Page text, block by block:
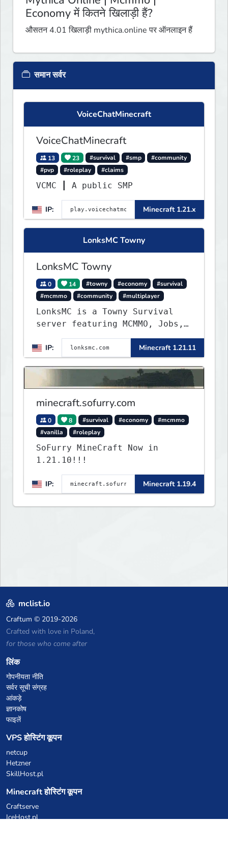
Economy में कितने खिलाड़ी हैं?
औसतन 4.01 खिलाड़ी mythica.online पर ऑनलाइन हैं
समान सर्वर
VoiceChatMinecraft
VoiceChatMinecraft
13 23 #survival #smp
#community
#pvp
#roleplay #claims
VCMC ┃ A public SMP
IP: Minecraft 1.21.x
LonksMC Towny
LonksMC Towny
0 14 #towny #economy
#survival
#mcmmo
#community #multiplayer
LonksMC is a Towny Survival
server featuring MCMMO, Jobs,
free rank progression, and
weekly events. We focus on a
friendly community, balanced
economy, and long-term
survival gameplay.
IP: Minecraft 1.21.11
minecraft.sofurry.com
0 8 #survival #economy
#mcmmo
#vanilla
#roleplay
SoFurry MineCraft Now in
1.21.10!!!
IP: Minecraft 1.19.4
mclist.io
Craftum © 2019-2026
Crafted with love in Poland,
for those who come after
लिंक
गोपनीयता नीति
सर्वर सूची संग्रह
आंकड़े
ज्ञानकोष
फाइलें
VPS होस्टिंग कूपन
netcup
Hetzner
SkillHost.pl
Minecraft होस्टिंग कूपन
Craftserve
IceHost.pl